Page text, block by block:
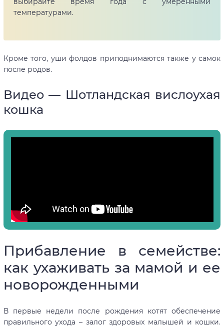
температурами.
Кроме того, уши фолдов приподнимаются также у самок
после родов.
Видео — Шотландская вислоухая
кошка
Прибавление в семействе:
как ухаживать за мамой и ее
новорожденными
В первые недели после рождения котят обеспечение
правильного ухода – залог здоровых малышей и кошки.